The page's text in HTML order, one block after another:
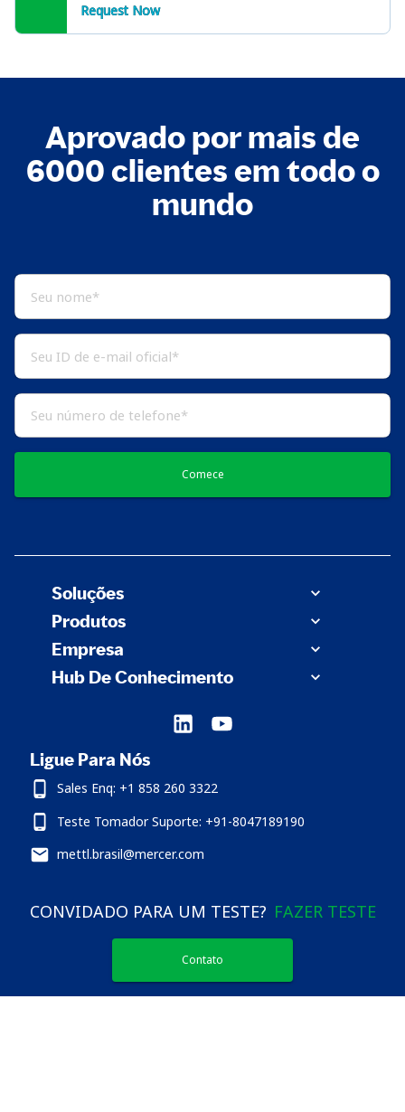
Request Now
Aprovado por mais de
6000 clientes em todo o
mundo
Comece
Soluções
Produtos
Empresa
Hub De Conhecimento
Ligue Para Nós
Sales Enq: +1 858 260 3322
Teste Tomador Suporte: +91-8047189190
mettl.brasil@mercer.com
CONVIDADO PARA UM TESTE? FAZER TESTE
Contato